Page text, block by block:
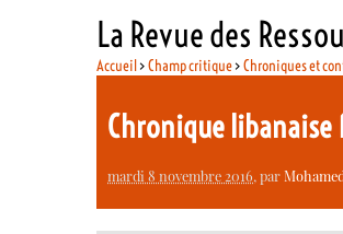
La Revue des
Accueil>Champ critique>Chroniques et
Chronique libanaise
mardi 8 novembre 2016, par